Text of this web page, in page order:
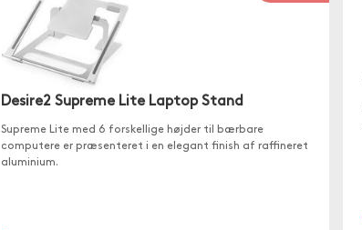
Desire2 Supreme Lite Laptop Stand
Supreme Lite med 6 forskellige højder til bærbare
computere er præsenteret i en elegant finish af raffineret
aluminium.